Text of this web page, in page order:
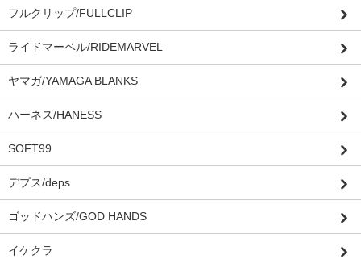
フルクリップ/FULLCLIP
ライドマーベル/RIDEMARVEL
ヤマガ/YAMAGA BLANKS
ハーネス/HANESS
SOFT99
デプス/deps
ゴッドハンズ/GOD HANDS
イケクラ